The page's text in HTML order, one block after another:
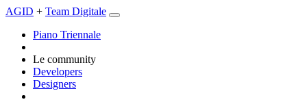
AGID + Team Digitale
Piano Triennale
Le community
Developers
Designers